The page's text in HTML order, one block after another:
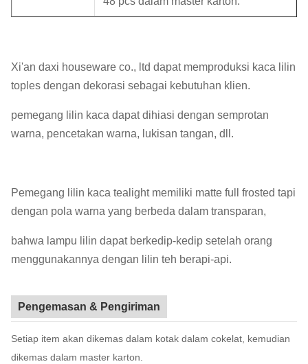
Xi'an daxi houseware co., ltd dapat memproduksi kaca lilin
toples dengan dekorasi sebagai kebutuhan klien.
pemegang lilin kaca dapat dihiasi dengan semprotan
warna, pencetakan warna, lukisan tangan, dll.
Pemegang lilin kaca tealight memiliki matte full frosted tapi
dengan pola warna yang berbeda dalam transparan,
bahwa lampu lilin dapat berkedip-kedip setelah orang
menggunakannya dengan lilin teh berapi-api.
Pengemasan & Pengiriman
Setiap item akan dikemas dalam kotak dalam cokelat, kemudian
dikemas dalam master karton.